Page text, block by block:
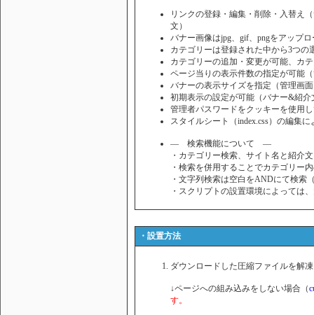
リンクの登録・編集・削除・入替え
文）
バナー画像はjpg、gif、pngをアップ
カテゴリーは登録された中から3つの
カテゴリーの追加・変更が可能、カ
ページ当りの表示件数の指定が可能
バナーの表示サイズを指定（管理画
初期表示の設定が可能（バナー&紹
管理者パスワードをクッキーを使用
スタイルシート（index.css）の編集
― 検索機能について ―
・カテゴリー検索、サイト名と紹介
・検索を併用することでカテゴリー
・文字列検索は空白をANDにて検索
・スクリプトの設置環境によっては
・設置方法
ダウンロードした圧縮ファイルを解
↓ページへの組み込みをしない場合（
す。